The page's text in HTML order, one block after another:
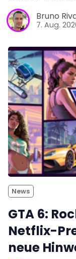
Bruno
7. Aug.
News
GTA 6:
Netflix-
neue